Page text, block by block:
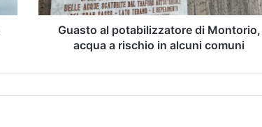
Guasto al potabilizzatore di Montorio,
acqua a rischio in alcuni comuni